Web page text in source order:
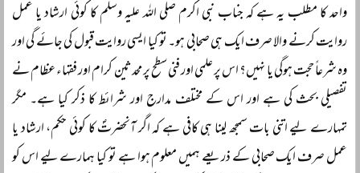
واحد کا مطلب یہ ہے کہ جناب نبی اکرم صلی اللہ علیہ وسلم کا کوئی ارشاد یا عمل
روایت کرنے والا صرف ایک ہی صحابی ہو۔ تو کیا ایسی روایت قبول کی جائے گی اور
وہ شرعاً حجت ہوگی یا نہیں؟ اس پر علمی اور فنی سطح پر محدثین کرام اور فقہاء عظام نے
تفصیلی بحث کی ہے اور اس کے مختلف مدارج اور شرائط کا ذکر کیا ہے۔ مگر
تمہارے لیے اتنی بات سمجھ لینا ہی کافی ہے کہ اگر آنحضرتؐ کا کوئی حکم، ارشاد یا
عمل صرف ایک صحابی کے ذریعے ہمیں معلوم ہوا ہے تو کیا ہمارے لیے اس کو